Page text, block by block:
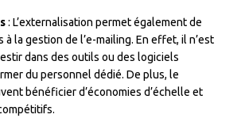
: L’externalisation permet également de
la gestion de l’e-mailing. En effet, il n’est
dans des outils ou des logiciels
du personnel dédié. De plus, le
bénéficier d’économies d’échelle et